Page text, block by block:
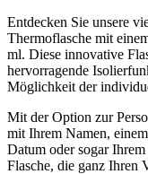
Entdecken Sie unsere
Thermoflasche mit
ml. Diese innovative
hervorragende
Möglichkeit der
Mit der Option zur
mit Ihrem Namen,
Datum oder sogar
Flasche, die ganz Ihren